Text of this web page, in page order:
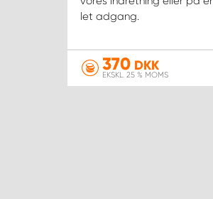
let adgang.
370 DKK
EKSKL. 25 % MOMS